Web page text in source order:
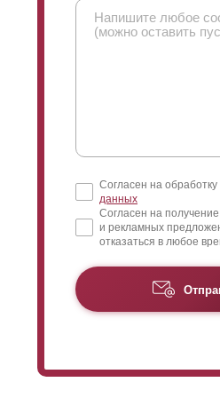
Согласен на обработку
данных
Согласен на
и рекламных
отказаться в любое